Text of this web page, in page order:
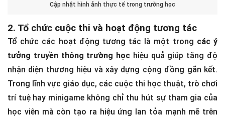
Cập nhật hình ảnh thực tế trong trường học
2. Tổ chức cuộc thi và hoạt động tương tác
Tổ chức các hoạt động tương tác là một trong các ý
tưởng truyền thông trường học hiệu quả giúp tăng độ
nhận diện thương hiệu và xây dựng cộng đồng gắn kết.
Trong lĩnh vực giáo dục, các cuộc thi học thuật, trò chơi
trí tuệ hay minigame không chỉ thu hút sự tham gia của
học viên mà còn tạo ra hiệu ứng lan tỏa mạnh mẽ trên